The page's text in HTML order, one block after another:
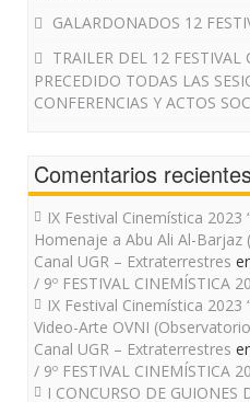
GALARDONADOS 12
TRAILER DEL 12 FESTIVAL
PRECEDIDO TODAS LAS
CONFERENCIAS Y ACTOS
Comentarios
IX Festival Cinemística 2023
Homenaje a Abu Ali Al-Barjaz
Canal UGR – Extraterrestres
/ 9º FESTIVAL CINEMÍSTICA
IX Festival Cinemística 2023
Video-Arte OVNI
Canal UGR – Extraterrestres
/ 9º FESTIVAL CINEMÍSTICA
I CONCURSO DE GUIONES